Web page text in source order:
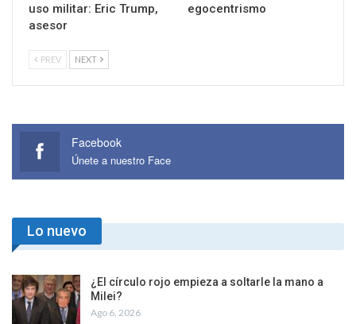
uso militar: Eric Trump,
asesor
egocentrismo
PREV NEXT
Facebook
Únete a nuestro Face
Lo nuevo
¿El círculo rojo empieza a soltarle la mano a
Milei?
Ago 6, 2026